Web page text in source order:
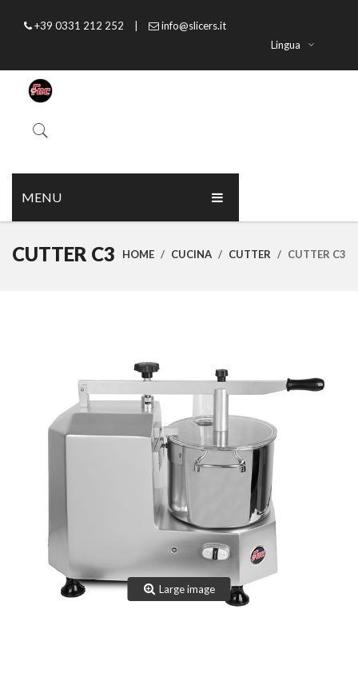
+39 0331 212 252
info@slicers.it
Lingua
MENU
CERTIFICAZIONI
CONTATTI
NOVITÀ SANIFICAZIONE
CUTTER C3 HOME / CUCINA / CUTTER / CUTTER C3
Large image